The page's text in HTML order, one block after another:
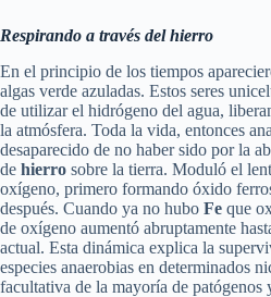
Respirando a través del hierro
En el principio de los tiempos
algas verde azuladas. Estos seres
de utilizar el hidrógeno del agua,
la atmósfera. Toda la vida, entonces
desaparecido de no haber sido por la
de hierro sobre la tierra. Moduló el
oxígeno, primero formando óxido
después. Cuando ya no hubo Fe que
de oxígeno aumentó abruptamente
actual. Esta dinámica explica la
especies anaerobias en determinados
facultativa de la mayoría de patógenos